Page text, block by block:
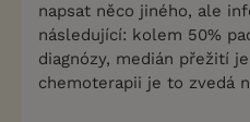
napsat něco jiného, ale
následující: kolem 50%
diagnózy, medián přežití
chemoterapii je to zvedá